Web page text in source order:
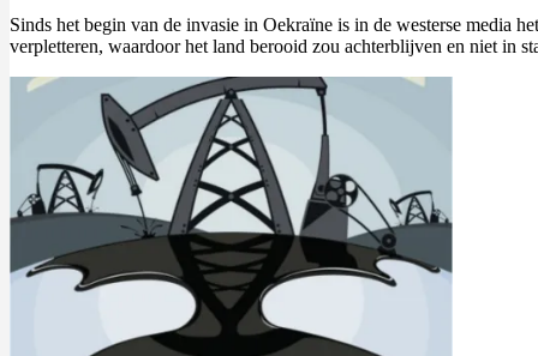
Sinds het begin van de invasie in Oekraïne is in de westerse media
verpletteren, waardoor het land berooid zou achterblijven en niet in